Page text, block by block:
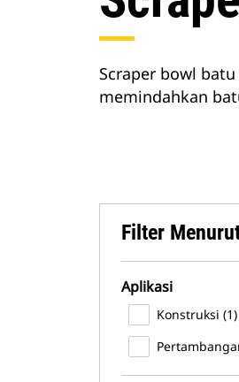
Scraper bowl
memindahkan
Filter
Aplikasi
Konstruksi (1)